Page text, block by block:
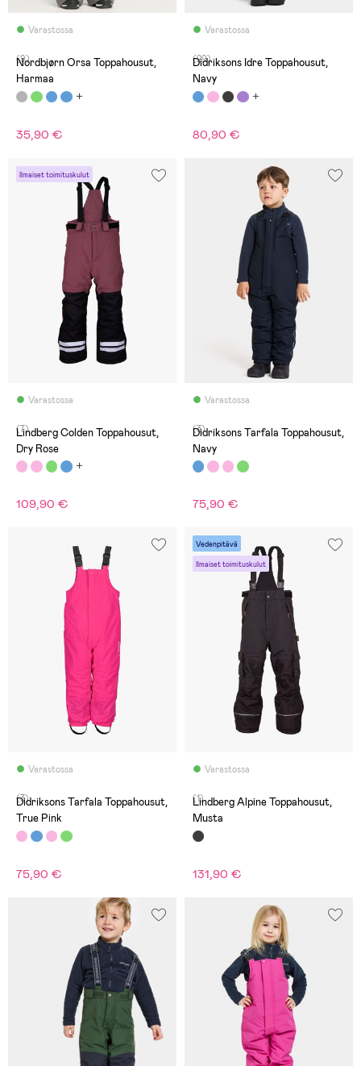
Varastossa
(9)
Nordbjørn Orsa Toppahousut,
Harmaa
35,90 €
Varastossa
(29)
Didriksons Idre Toppahousut,
Navy
80,90 €
Ilmaiset toimituskulut
Varastossa
(7)
Lindberg Colden Toppahousut,
Dry Rose
109,90 €
Varastossa
(3)
Didriksons Tarfala Toppahousut,
Navy
75,90 €
Varastossa
(3)
Didriksons Tarfala Toppahousut,
True Pink
75,90 €
Vedenpitävä
Ilmaiset toimituskulut
Varastossa
(1)
Lindberg Alpine Toppahousut,
Musta
131,90 €